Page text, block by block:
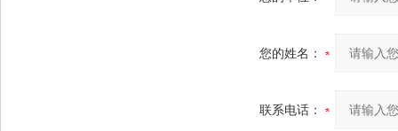
您的姓名：
联系电话：